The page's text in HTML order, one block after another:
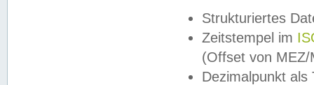
Strukturiertes
Zeitstempel im
(Offset von MEZ/
Dezimalpunkt als